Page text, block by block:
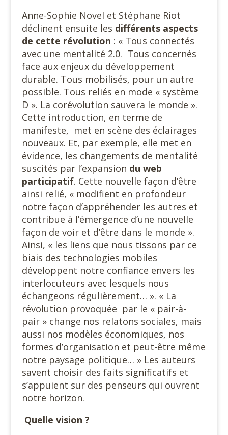
Anne-Sophie Novel et Stéphane Riot
déclinent ensuite les différents aspects
de cette révolution : « Tous connectés
avec une mentalité 2.0. Tous concernés
face aux enjeux du développement
durable. Tous mobilisés, pour un autre
possible. Tous reliés en mode « système
D ». La corévolution sauvera le monde ».
Cette introduction, en terme de
manifeste, met en scène des éclairages
nouveaux. Et, par exemple, elle met en
évidence, les changements de mentalité
suscités par l’expansion du web
participatif. Cette nouvelle façon d’être
ainsi relié, « modifient en profondeur
notre façon d’appréhender les autres et
contribue à l’émergence d’une nouvelle
façon de voir et d’être dans le monde ».
Ainsi, « les liens que nous tissons par ce
biais des technologies mobiles
développent notre confiance envers les
interlocuteurs avec lesquels nous
échangeons régulièrement… ». « La
révolution provoquée par le « pair-à-
pair » change nos relatons sociales, mais
aussi nos modèles économiques, nos
formes d’organisation et peut-être même
notre paysage politique… » Les auteurs
savent choisir des faits significatifs et
s’appuient sur des penseurs qui ouvrent
notre horizon.
Quelle vision ?